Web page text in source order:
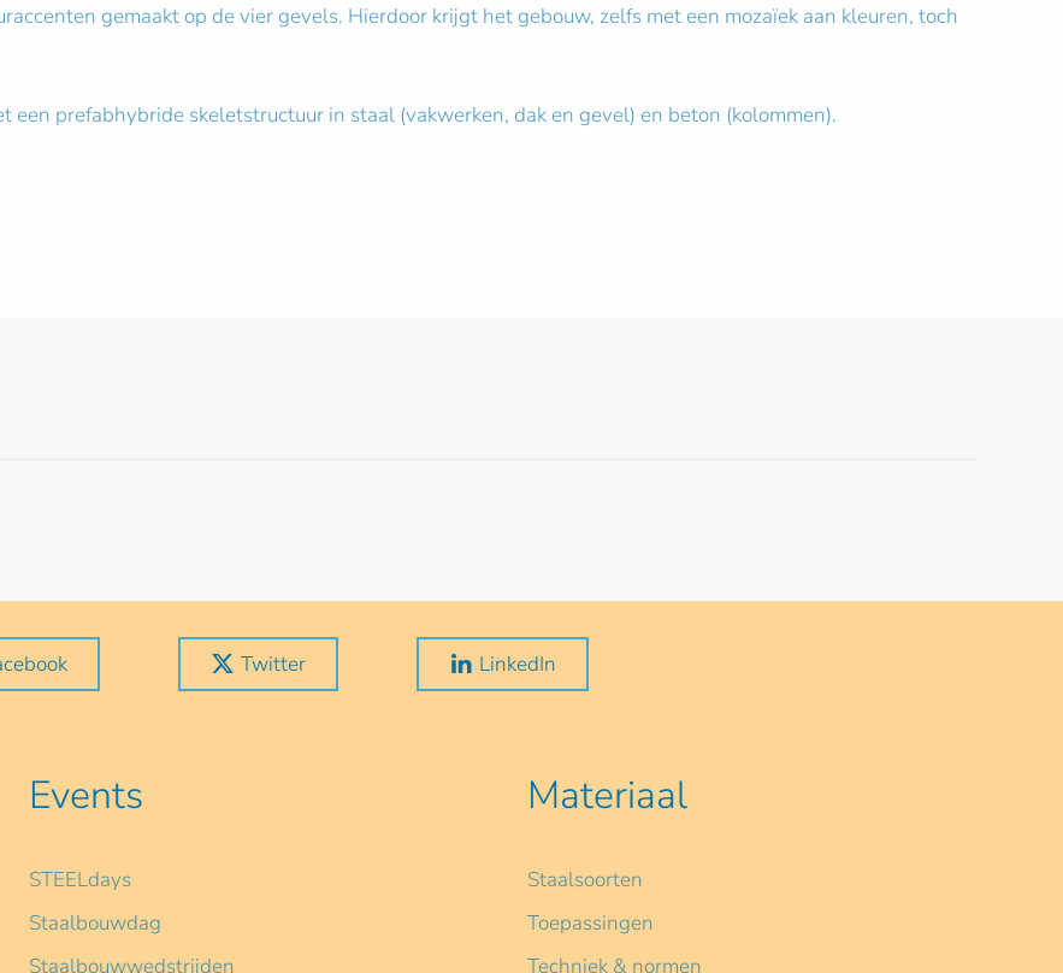
gemaakt op de vier gevels. Hierdoor krijgt het gebouw, zelfs met een mozaïek aan kleuren, toch
prefabhybride skeletstructuur in staal (vakwerken, dak en gevel) en beton (kolommen).
Twitter LinkedIn
Events
STEELdays
Staalbouwdag
Staalbouwwedstrijden
Materiaal
Staalsoorten
Toepassingen
Techniek & normen